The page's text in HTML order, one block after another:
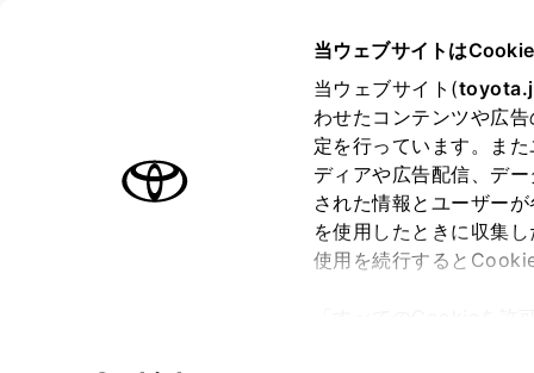
当ウェブサイトは
当ウェブサイト(
わせたコンテンツや広
定を行っています。ま
ディアや広告配信、デ
された情報とユーザー
を使用したときに収集
使用を続行すると
オーナーサポート トピックス
トヨタ認定中古車
トヨタ認定中古車の魅力 3つの買い方